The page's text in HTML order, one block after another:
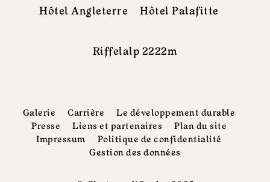
Hôtel Angleterre Hôtel Palafitte
Riffelalp 2222m
Galerie Carrière
Le développement durable
Presse
Liens et partenaires
Plan du site
Impressum
Politique de confidentialité
Gestion des données